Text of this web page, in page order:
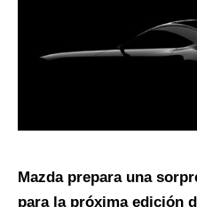
Mazda prepara una
para la próxima edición